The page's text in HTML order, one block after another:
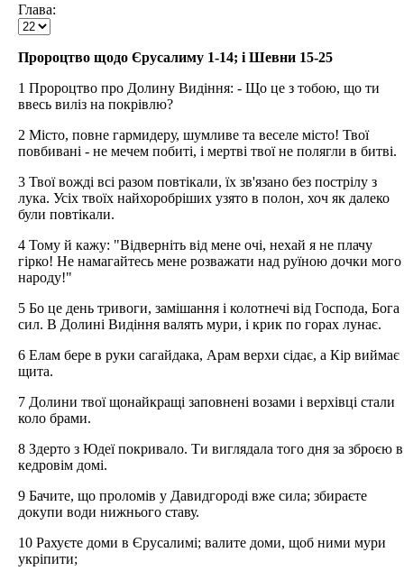
Глава:
Пророцтво щодо Єрусалиму 1-14; і Шевни 15-25
1 Пророцтво про Долину Видіння: - Що це з тобою, що ти
ввесь виліз на покрівлю?
2 Місто, повне гармидеру, шумливе та веселе місто! Твої
повбивані - не мечем побиті, і мертві твої не полягли в битві.
3 Твої вожді всі разом повтікали, їх зв'язано без пострілу з
лука. Усіх твоїх найхоробріших узято в полон, хоч як далеко
були повтікали.
4 Тому й кажу: "Відверніть від мене очі, нехай я не плачу
гірко! Не намагайтесь мене розважати над руїною дочки мого
народу!"
5 Бо це день тривоги, замішання і колотнечі від Господа, Бога
сил. В Долині Видіння валять мури, і крик по горах лунає.
6 Елам бере в руки сагайдака, Арам верхи сідає, а Кір виймає
щита.
7 Долини твої щонайкращі заповнені возами і верхівці стали
коло брами.
8 Здерто з Юдеї покривало. Ти виглядала того дня за зброєю в
кедровім домі.
9 Бачите, що проломів у Давидгороді вже сила; збираєте
докупи води нижнього ставу.
10 Рахуєте доми в Єрусалимі; валите доми, щоб ними мури
укріпити;